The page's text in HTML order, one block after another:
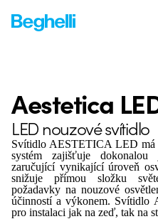
Aestetica
LED nouzové svítidlo
Svítidlo AESTETICA LED má
systém zajišťuje dokonalou
zaručující vynikající úroveň
snižuje přímou složku
požadavky na nouzové
účinností a výkonem. Svítidlo
pro instalaci jak na zeď, tak na